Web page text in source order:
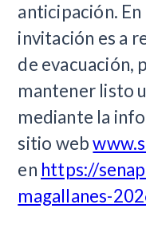
anticipación.
invitación es a
de evacuación,
mantener listo
mediante la
sitio web
en https://
magallanes-